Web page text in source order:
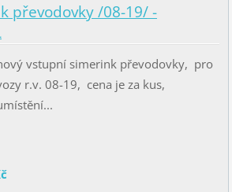
převodovky /08-19/ -
vstupní simerink převodovky, pro
r.v. 08-19, cena je za kus,